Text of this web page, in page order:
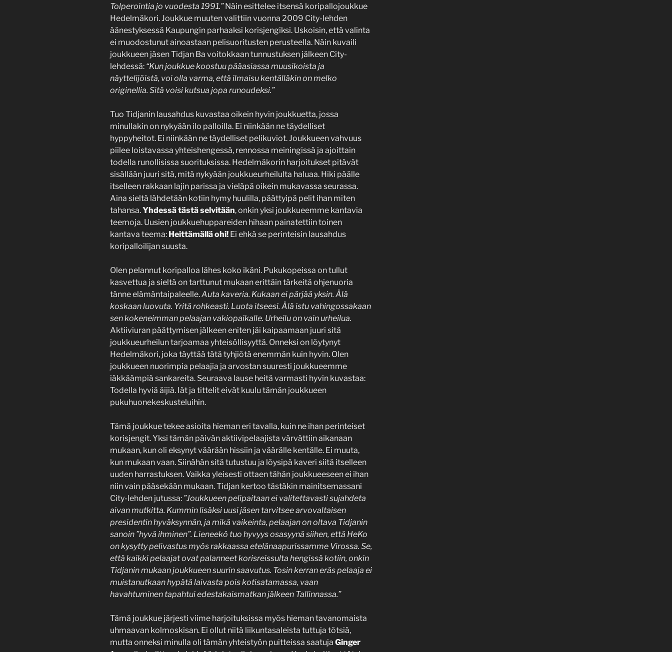
Tolperointia jo vuodesta 1991.”Näin esittelee itsensä koripallojoukkue
Hedelmäkori. Joukkue muuten valittiin vuonna 2009 City-lehden
äänestyksessä Kaupungin parhaaksi korisjengiksi. Uskoisin, että valinta
ei muodostunut ainoastaan pelisuoritusten perusteella. Näin kuvaili
joukkueen jäsen Tidjan Ba voitokkaan tunnustuksen jälkeen City-
lehdessä: “Kun joukkue koostuu pääasiassa muusikoista ja
näyttelijöistä, voi olla varma, että ilmaisu kentälläkin on melko
originellia. Sitä voisi kutsua jopa runoudeksi.”
Tuo Tidjanin lausahdus kuvastaa oikein hyvin joukkuetta, jossa
minullakin on nykyään ilo palloilla. Ei niinkään ne täydelliset
hyppyheitot. Ei niinkään ne täydelliset pelikuviot. Joukkueen vahvuus
piilee loistavassa yhteishengessä, rennossa meiningissä ja ajoittain
todella runollisissa suorituksissa. Hedelmäkorin harjoitukset pitävät
sisällään juuri sitä, mitä nykyään joukkueurheilulta haluaa. Hiki päälle
itselleen rakkaan lajin parissa ja vieläpä oikein mukavassa seurassa.
Aina sieltä lähdetään kotiin hymy huulilla, päättyipä pelit ihan miten
tahansa.Yhdessä tästä selvitään, onkin yksi joukkueemme kantavia
teemoja. Uusien joukkuehuppareiden hihaan painatettiin toinen
kantava teema: Heittämällä ohi! Ei ehkä se perinteisin lausahdus
koripalloilijan suusta.
Olen pelannut koripalloa lähes koko ikäni. Pukukopeissa on tullut
kasvettua ja sieltä on tarttunut mukaan erittäin tärkeitä ohjenuoria
tänne elämäntaipaleelle.Auta kaveria. Kukaan ei pärjää yksin. Älä
koskaan luovuta. Yritä rohkeasti. Luota itseesi. Älä istu vahingossakaan
sen kokeneimman pelaajan vakiopaikalle. Urheilu on vain urheilua.
Aktiiviuran päättymisen jälkeen eniten jäi kaipaamaan juuri sitä
joukkueurheilun tarjoamaa yhteisöllisyyttä. Onneksi on löytynyt
Hedelmäkori, joka täyttää tätä tyhjiötä enemmän kuin hyvin. Olen
joukkueen nuorimpia pelaajia ja arvostan suuresti joukkueemme
iäkkäämpiä sankareita. Seuraava lause heitä varmasti hyvin kuvastaa:
Todella hyviä äijiä. Iät ja tittelit eivät kuulu tämän joukkueen
pukuhuonekeskusteluihin.
Tämä joukkue tekee asioita hieman eri tavalla, kuin ne ihan perinteiset
korisjengit. Yksi tämän päivän aktiivipelaajista värvättiin aikanaan
mukaan, kun oli eksynyt väärään hissiin ja väärälle kentälle. Ei muuta,
kun mukaan vaan. Siinähän sitä tutustuu ja löysipä kaveri siitä itselleen
uuden harrastuksen. Vaikka yleisesti ottaen tähän joukkueeseen ei ihan
niin vain pääsekään mukaan. Tidjan kertoo tästäkin mainitsemassani
City-lehden jutussa: ”Joukkueen pelipaitaan ei valitettavasti sujahdeta
aivan mutkitta. Kummin lisäksi uusi jäsen tarvitsee arvovaltaisen
presidentin hyväksynnän, ja mikä vaikeinta, pelaajan on oltava Tidjanin
sanoin ”hyvä ihminen”. Lieneekö tuo hyvyys osasyynä siihen, että HeKo
on kysytty pelivastus myös rakkaassa etelänaapurissamme Virossa. Se,
että kaikki pelaajat ovat palanneet korisreissulta hengissä kotiin, onkin
Tidjanin mukaan joukkueen suurin saavutus. Tosin kerran eräs pelaaja ei
muistanutkaan hypätä laivasta pois kotisatamassa, vaan
havahtuminen tapahtui edestakaismatkan jälkeen Tallinnassa.”
Tämä joukkue järjesti viime harjoituksissa myös hieman tavanomaista
uhmaavan kolmoskisan. Ei ollut niitä liikuntasaleista tuttuja tötsiä,
mutta onneksi minulla oli tämän yhteistyön puitteissa saatuja Ginger